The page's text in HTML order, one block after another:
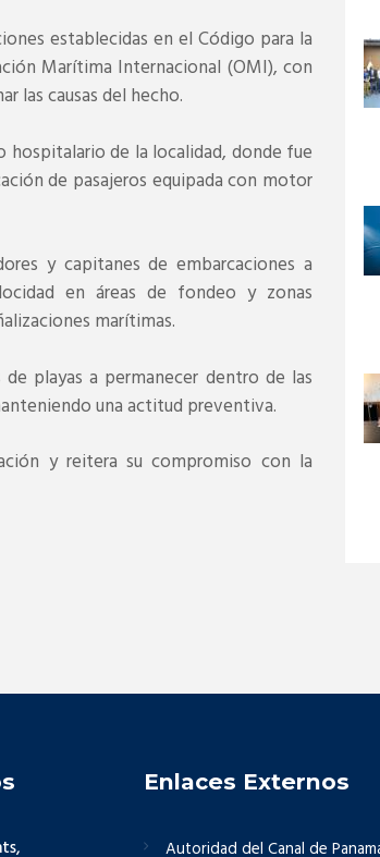
establecidas en el Código para la
Marítima Internacional (OMI), con
las causas del hecho.
hospitalario de la localidad, donde fue
de pasajeros equipada con motor
y capitanes de embarcaciones a
en áreas de fondeo y zonas
marítimas.
playas a permanecer dentro de las
una actitud preventiva.
y reitera su compromiso con la
Enlaces Externos
Autoridad del Canal de